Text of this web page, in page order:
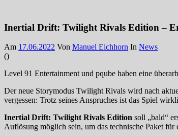
Inertial Drift: Twilight Rivals Edition –
Am 17.06.2022 Von Manuel Eichhorn In News
()
Level 91 Entertainment und pqube haben eine
Der neue Storymodus Twilight Rivals wird nach
vergessen: Trotz seines Anspruches ist das Spiel
Inertial Drift: Twilight Rivals Edition soll „bald“
Auflösung möglich sein, um das technische Paket für